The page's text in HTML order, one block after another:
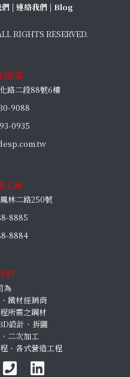
們 | 連絡我們 | Blog
RIGHTS RESERVED.
總部
路二段88號6樓
9088
0935
工廠
林二路250號
8885
8884
們
為
鐵材經銷商
所需之鋼材
設計、拆圖
二次加工
、各式營造工程